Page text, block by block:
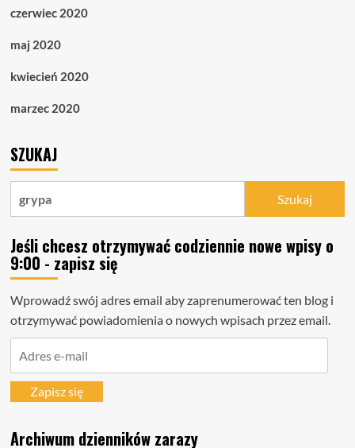
czerwiec 2020
maj 2020
kwiecień 2020
marzec 2020
SZUKAJ
Jeśli chcesz otrzymywać codziennie nowe wpisy o
9:00 - zapisz się
Wprowadź swój adres email aby zaprenumerować ten blog i
otrzymywać powiadomienia o nowych wpisach przez email.
mailZapisz się
Archiwum dzienników zarazy